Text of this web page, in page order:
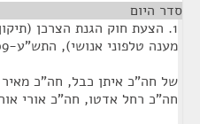
סדר היום
1. הצעת חוק הגנת הצרכן
מענה טלפוני אנושי), התש"ע-2009
של חה"כ איתן כבל, חה"כ מאיר
חה"כ רחל אדטו, חה"כ אורי אורבך